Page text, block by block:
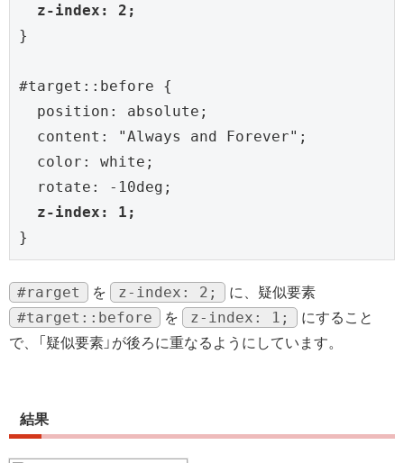
z-index: 2;
}
#target::before {
  position: absolute;
  content: "Always and Forever";
  color: white;
  rotate: -10deg;
z-index: 1;
}
#rarget を z-index: 2; に、疑似要素
#target::before を z-index: 1;
にすること
で、「疑似要素」が後ろに重なるようにしています。
結果